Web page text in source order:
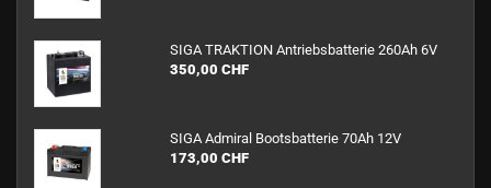
SIGA TRAK­TI­ON An­triebs­bat­te­rie 260Ah 6V
350,00 CHF
SIGA Ad­mi­ral Boots­bat­te­rie 70Ah 12V
173,00 CHF